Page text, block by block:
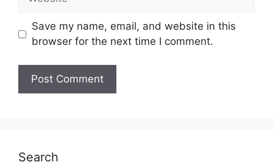
Save my name, email, and website in this
browser for the next time I comment.
Search